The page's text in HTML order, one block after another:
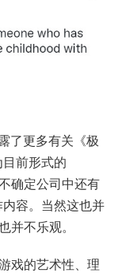
了更多有关《极
前形式的
确定公司中还有
容。当然这也并
并不乐观。
戏的艺术性、理